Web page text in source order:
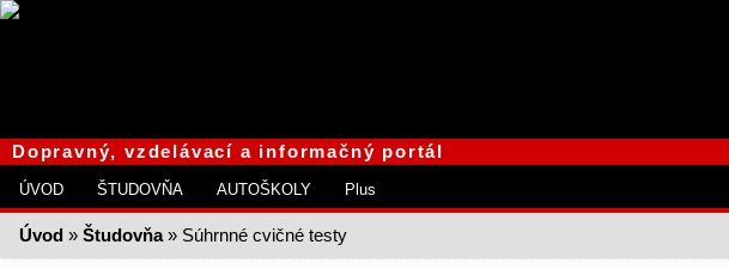
Dopravný, vzdelávací a informačný portál
ÚVOD ŠTUDOVŇA AUTOŠKOLY Plus
Úvod » Študovňa» Súhrnné cvičné testy